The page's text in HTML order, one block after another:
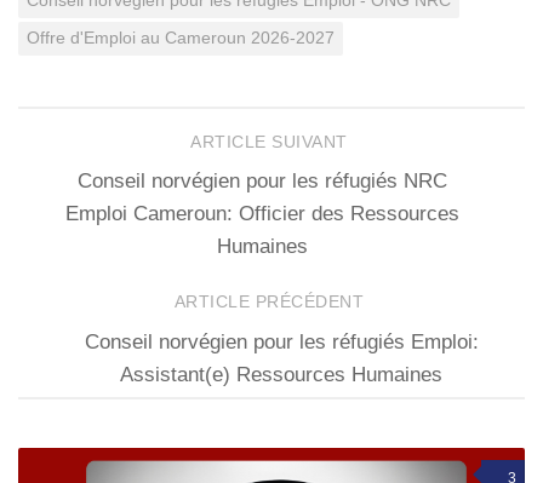
Offre d'Emploi au Cameroun 2026-2027
ARTICLE SUIVANT
Conseil norvégien pour les réfugiés NRC
Emploi Cameroun: Officier des Ressources
Humaines
ARTICLE PRÉCÉDENT
Conseil norvégien pour les réfugiés Emploi:
Assistant(e) Ressources Humaines
3